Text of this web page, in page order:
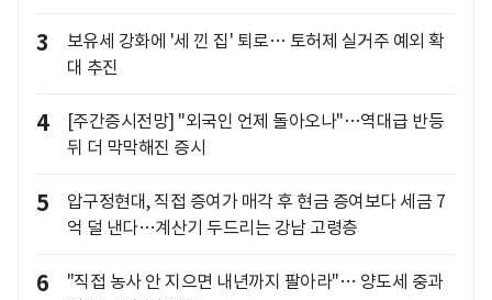
3
보유세 강화에 '세 낀 집' 퇴로… 토허제 실거주 예외 확
대 추진
4
[주간증시전망] "외국인 언제 돌아오나"…역대급 반등
뒤 더 막막해진 증시
5
압구정현대, 직접 증여가 매각 후 현금 증여보다 세금 7
억 덜 낸다…계산기 두드리는 강남 고령층
6
"직접 농사 안 지으면 내년까지 팔아라"… 양도세 중과